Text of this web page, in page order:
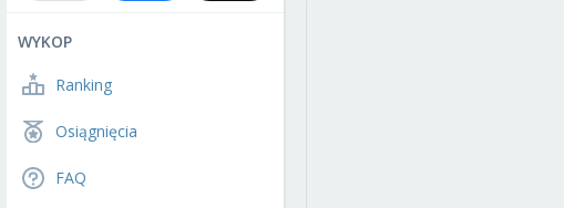
WYKOP
Ranking
Osiągnięcia
FAQ